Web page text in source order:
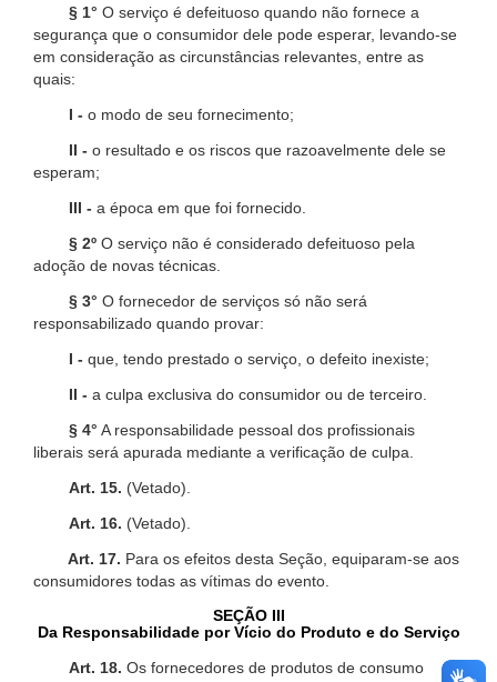
§ 1° O serviço é defeituoso quando não fornece a
segurança que o consumidor dele pode esperar, levando-se
em consideração as circunstâncias relevantes, entre as
quais:
I - o modo de seu fornecimento;
II - o resultado e os riscos que razoavelmente dele se
esperam;
III - a época em que foi fornecido.
§ 2º O serviço não é considerado defeituoso pela
adoção de novas técnicas.
§ 3° O fornecedor de serviços só não será
responsabilizado quando provar:
I - que, tendo prestado o serviço, o defeito inexiste;
II - a culpa exclusiva do consumidor ou de terceiro.
§ 4° A responsabilidade pessoal dos profissionais
liberais será apurada mediante a verificação de culpa.
Art. 15. (Vetado).
Art. 16. (Vetado).
Art. 17. Para os efeitos desta Seção, equiparam-se aos
consumidores todas as vítimas do evento.
SEÇÃO III
Da Responsabilidade por Vício do Produto e do Serviço
Art. 18. Os fornecedores de produtos de consumo